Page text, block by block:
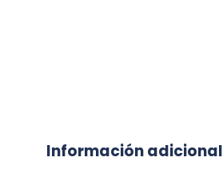
Información adicional